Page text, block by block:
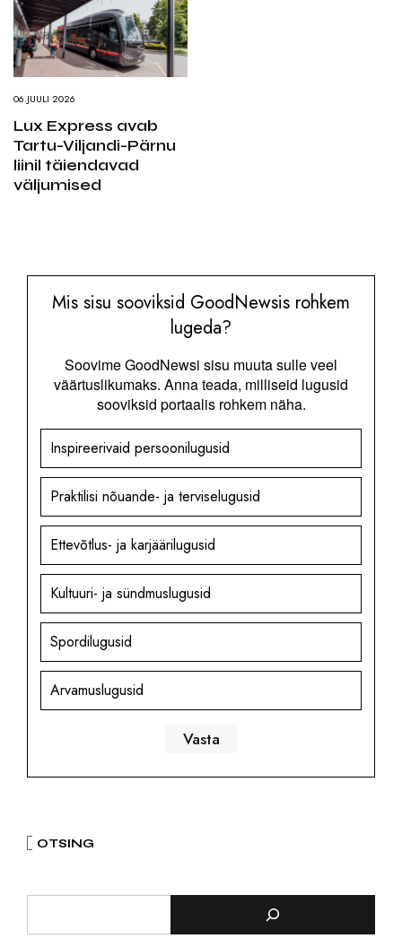
06.JUULI 2026
Lux Express avab
Tartu-Viljandi-Pärnu
liinil täiendavad
väljumised
Mis sisu sooviksid GoodNewsis rohkem
lugeda?
Soovime GoodNewsi sisu muuta sulle veel
väärtuslikumaks. Anna teada, milliseid lugusid
sooviksid portaalis rohkem näha.
Inspireerivaid persoonilugusid
Praktilisi nõuande- ja terviselugusid
Ettevõtlus- ja karjäärilugusid
Kultuuri- ja sündmuslugusid
Spordilugusid
Arvamuslugusid
OTSING